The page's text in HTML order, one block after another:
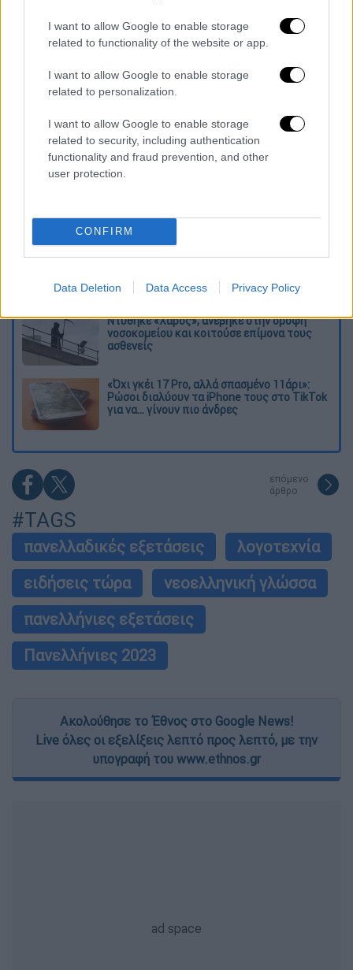
I want to allow Google to enable storage
related to functionality of the website or app.
I want to allow Google to enable storage
related to personalization.
I want to allow Google to enable storage
related to security, including authentication
functionality and fraud prevention, and other
user protection.
CONFIRM
Data Deletion Data Access Privacy Policy
Διαβάστε ακόμη
Ολοκληρώθηκαν 325 αυτοψίες στις
πληγείσες περιοχές
Η πρώτη δήλωση της οικογένειας της
στην Κυψέλη
Ντύθηκε «Χάρος», ανέβηκε στην οροφή
νοσοκομείου και κοιτούσε επίμονα τους
ασθενείς
«Όχι γκέι 17 Pro, αλλά σπασμένο 11άρι»:
Ρώσοι διαλύουν τα iPhone τους στο TikTok
για να... γίνουν πιο άνδρες
επόμενο
άρθρο
#TAGS
πανελλαδικές εξετάσεις
λογοτεχνία
ειδήσεις τώρα
νεοελληνική γλώσσα
πανελλήνιες εξετάσεις
Πανελλήνιες 2023
Ακολούθησε το Έθνος στο Google News!
Live όλες οι εξελίξεις λεπτό προς λεπτό, με την
υπογραφή του www.ethnos.gr